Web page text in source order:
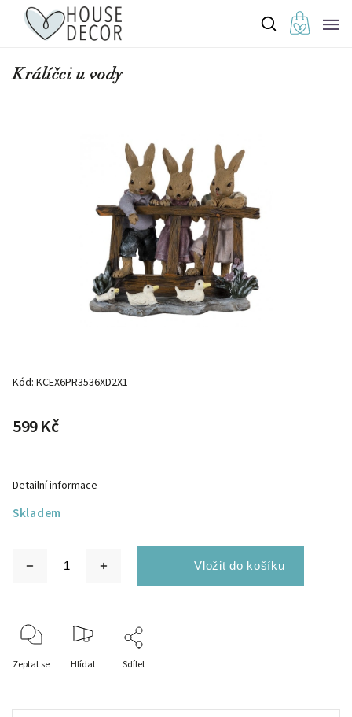
Králíčci u vody
Kód: KCEX6PR3536XD2X1
599 Kč
Skladem
Detailní informace
Zeptat se Hlídat Sdílet